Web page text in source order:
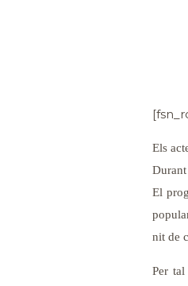
Els
Durant
El
nit de
Per